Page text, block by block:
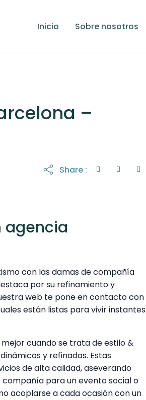
Inicio Sobre nosotros
–
Share :
agencia
con las damas de compañía
por su refinamiento y
web te pone en contacto con
están listas para vivir instantes
cuando se trata de estilo &
y refinadas. Estas
de alta calidad, aseverando
compañía para un evento social o
acoplarse a cada ocasión con un